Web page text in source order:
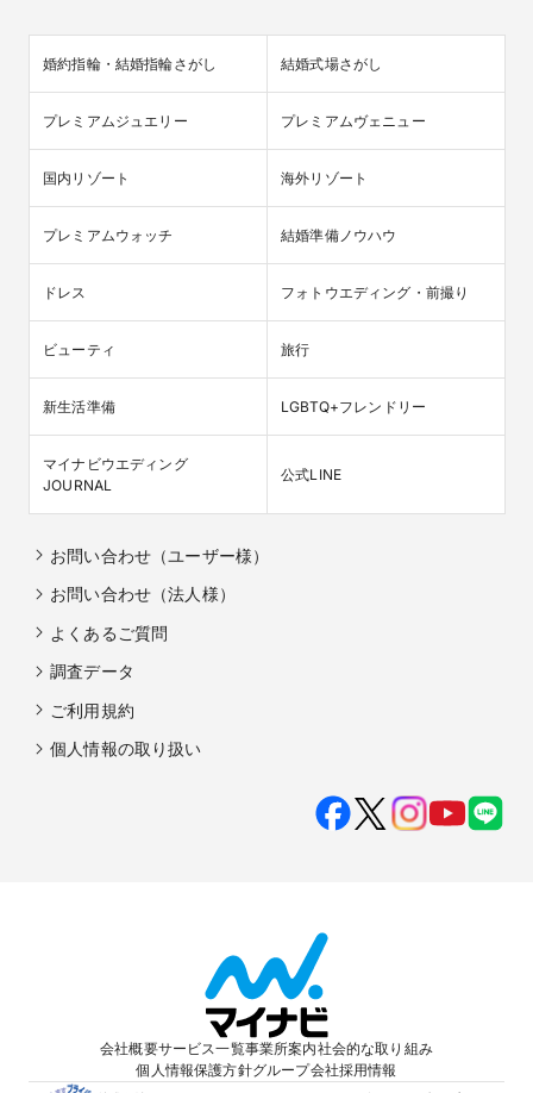
婚約指輪・結婚指輪さがし 結婚式場さがし
プレミアムジュエリー プレミアムヴェニュー
国内リゾート 海外リゾート
プレミアムウォッチ 結婚準備ノウハウ
ドレス フォトウエディング・前撮り
ビューティ 旅行
新生活準備 LGBTQ+フレンドリー
マイナビウエディング
JOURNAL
公式LINE
お問い合わせ（ユーザー様）
お問い合わせ（法人様）
よくあるご質問
調査データ
ご利用規約
個人情報の取り扱い
会社概要サービス一覧事業所案内社会的な取り組み
個人情報保護方針グループ会社採用情報